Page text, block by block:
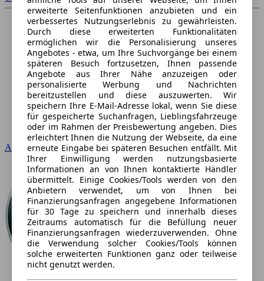
Audi
erweiterte Seitenfunktionen anzubieten und ein
verbessertes Nutzungserlebnis zu gewährleisten.
Durch diese erweiterten Funktionalitäten
ermöglichen wir die Personalisierung unseres
Angebotes - etwa, um Ihre Suchvorgänge bei einem
späteren Besuch fortzusetzen, Ihnen passende
Angebote aus Ihrer Nähe anzuzeigen oder
personalisierte Werbung und Nachrichten
bereitzustellen und diese auszuwerten. Wir
speichern Ihre E-Mail-Adresse lokal, wenn Sie diese
für gespeicherte Suchanfragen, Lieblingsfahrzeuge
oder im Rahmen der Preisbewertung angeben. Dies
erleichtert Ihnen die Nutzung der Webseite, da eine
erneute Eingabe bei späteren Besuchen entfällt. Mit
Ihrer Einwilligung werden nutzungsbasierte
Informationen an von Ihnen kontaktierte Händler
übermittelt. Einige Cookies/Tools werden von den
Anbietern verwendet, um von Ihnen bei
Finanzierungsanfragen angegebene Informationen
für 30 Tage zu speichern und innerhalb dieses
Zeitraums automatisch für die Befüllung neuer
Finanzierungsanfragen wiederzuverwenden. Ohne
die Verwendung solcher Cookies/Tools können
solche erweiterten Funktionen ganz oder teilweise
nicht genutzt werden.